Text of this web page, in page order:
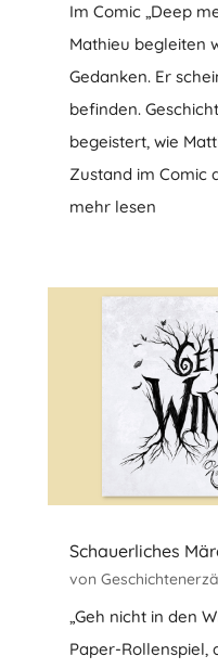
Im Comic „Deep
Mathieu begleiten
Gedanken. Er
befinden.
begeistert, wie
Zustand im Comic
mehr lesen
Schauerliches
von
„Geh nicht in den
Paper-Rollenspiel,